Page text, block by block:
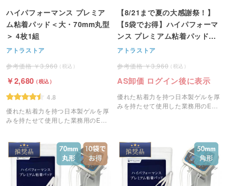
ハイパフォーマンス プレミア
ム粘着パッド＜大・70mm丸型
＞ 4枚1組
アトラストア
3,960
2,680
4.8
優れた粘着力を持つ日本製ゲルを厚
みを持たせて使用した業務用のEMS
【8/21まで夏の大感謝祭！】
【5袋でお得】ハイパフォーマ
ンス プレミアム粘着パッド＜
大・70mm丸型＞ 4枚1組
アトラストア
3,960
AS卸価 ログイン後に表示
優れた粘着力を持つ日本製ゲルを厚
みを持たせて使用した業務用のEMS